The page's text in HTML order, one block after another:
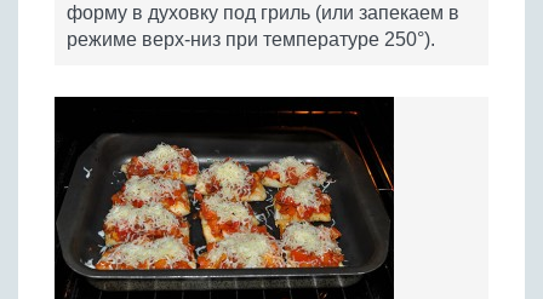
форму в духовку под гриль (или запекаем в
режиме верх-низ при температуре 250°).